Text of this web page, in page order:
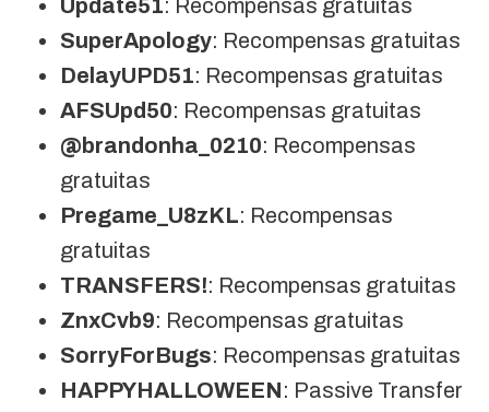
Update51: Recompensas gratuitas
SuperApology: Recompensas gratuitas
DelayUPD51: Recompensas gratuitas
AFSUpd50: Recompensas gratuitas
@brandonha_0210: Recompensas
gratuitas
Pregame_U8zKL: Recompensas
gratuitas
TRANSFERS!: Recompensas gratuitas
ZnxCvb9: Recompensas gratuitas
SorryForBugs: Recompensas gratuitas
HAPPYHALLOWEEN: Passive Transfer